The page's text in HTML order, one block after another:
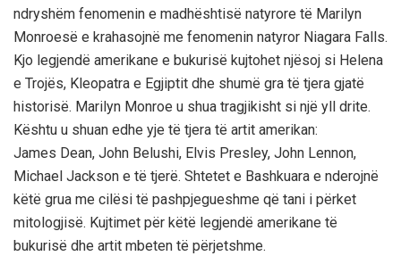
ndryshёm fenomenin e madhёshtisё natyrore tё Marilyn
Monroesё e krahasojnё me fenomenin natyror Niagara Falls.
Kjo legjendё amerikane e bukurisё kujtohet njёsoj si Helena
e Trojёs, Kleopatra e Egjiptit dhe shumё gra tё tjera gjatё
historisё. Marilyn Monroe u shua tragjikisht si njё yll drite.
Kёshtu u shuan edhe yje tё tjera tё artit amerikan:
James Dean, John Belushi, Elvis Presley, John Lennon,
Michael Jackson e tё tjerё. Shtetet e Bashkuara e nderojnё
kёtё grua me cilёsi tё pashpjegueshme qё tani i pёrket
mitologjisё. Kujtimet pёr kёtё legjendё amerikane tё
bukurisё dhe artit mbeten tё pёrjetshme.